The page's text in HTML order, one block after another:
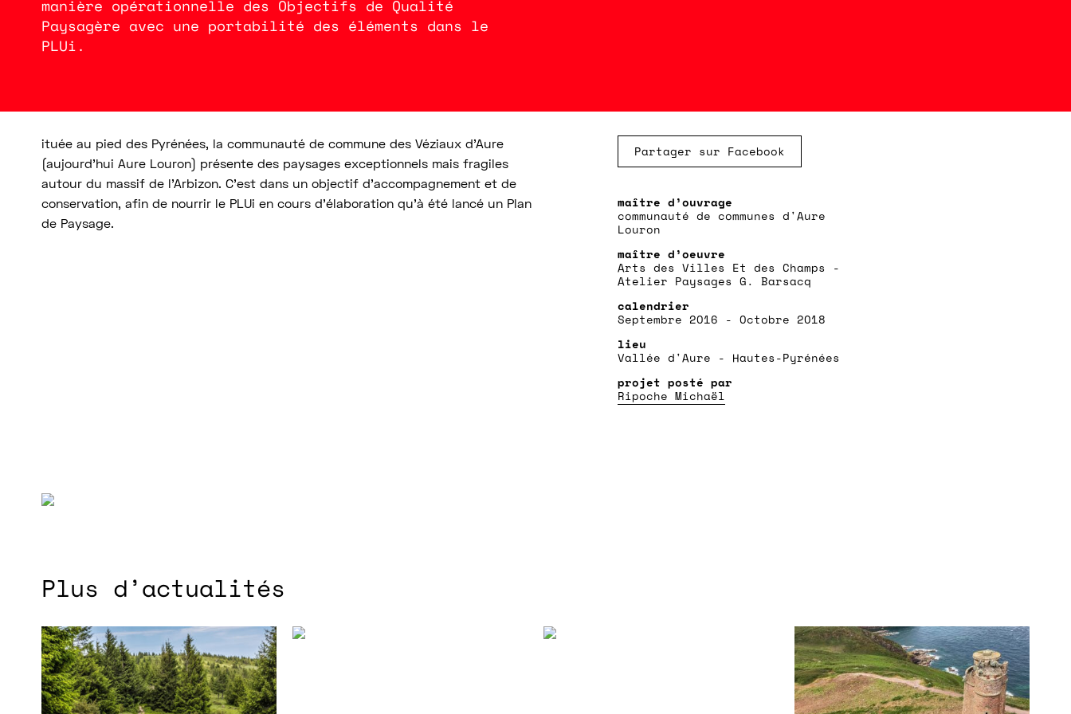
Ressources
manière opérationnelle des Objectifs de Qualité
Paysagère avec une portabilité des éléments dans le
PLUi.
ituée au pied des Pyrénées, la communauté de commune des Véziaux d’Aure
(aujourd’hui Aure Louron) présente des paysages exceptionnels mais fragiles
autour du massif de l’Arbizon. C’est dans un objectif d’accompagnement et de
conservation, afin de nourrir le PLUi en cours d’élaboration qu’à été lancé un Plan
de Paysage.
Partager sur Facebook
communauté de communes d'Aure
Louron
Arts des Villes Et des Champs -
Atelier Paysages G. Barsacq
Septembre 2016 - Octobre 2018
Vallée d'Aure - Hautes-Pyrénées
Ripoche Michaël
Plus d’actualités